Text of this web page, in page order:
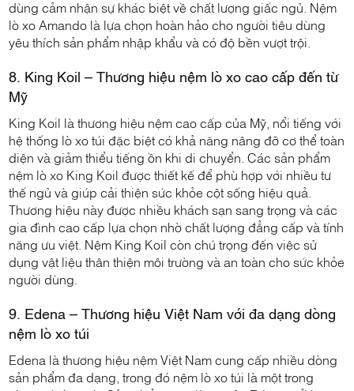
dùng cảm nhận sự khác biệt về chất lượng giấc ngủ. Nệm
lò xo Amando là lựa chọn hoàn hảo cho người tiêu dùng
yêu thích sản phẩm nhập khẩu và có độ bền vượt trội.
8. King Koil – Thương hiệu nệm lò xo cao cấp đến từ
Mỹ
King Koil là thương hiệu nệm cao cấp của Mỹ, nổi tiếng với
hệ thống lò xo túi đặc biệt có khả năng nâng đỡ cơ thể toàn
diện và giảm thiểu tiếng ồn khi di chuyển. Các sản phẩm
nệm lò xo King Koil được thiết kế để phù hợp với nhiều tư
thế ngủ và giúp cải thiện sức khỏe cột sống hiệu quả.
Thương hiệu này được nhiều khách sạn sang trọng và các
gia đình cao cấp lựa chọn nhờ chất lượng đẳng cấp và tính
năng ưu việt. Nệm King Koil còn chú trọng đến việc sử
dụng vật liệu thân thiện môi trường và an toàn cho sức khỏe
người dùng.
9. Edena – Thương hiệu Việt Nam với đa dạng dòng
nệm lò xo túi
Edena là thương hiệu nệm Việt Nam cung cấp nhiều dòng
sản phẩm đa dạng, trong đó nệm lò xo túi là một trong